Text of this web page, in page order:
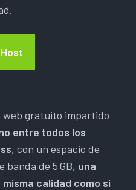
web gratuito impartido
entre todos los
, con un espacio de
banda de 5 GB, una
calidad como si